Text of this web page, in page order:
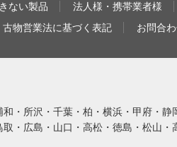
ない製品 法人様・携帯業者様
物営業法に基づく表記 お問合
・所沢・千葉・柏・横浜・甲府・静
・広島・山口・高松・徳島・松山・